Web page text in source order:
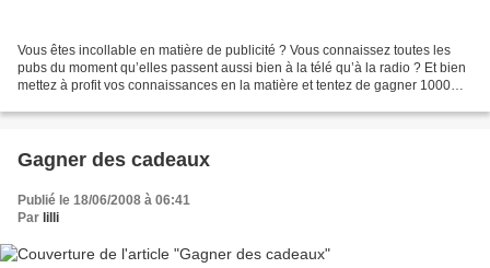
Vous êtes incollable en matière de publicité ? Vous connaissez toutes les
pubs du moment qu’elles passent aussi bien à la télé qu’à la radio ? Et bien
mettez à profit vos connaissances en la matière et tentez de gagner 1000
Gagner des cadeaux
Publié le 18/06/2008 à 06:41
Par lilli